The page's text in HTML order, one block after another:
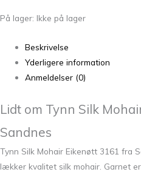
På lager: Ikke på lager
Beskrivelse
Yderligere information
Anmeldelser (0)
Lidt om Tynn Silk
Sandnes
Tynn Silk Mohair Eikenøtt 3161 fra
lækker kvalitet silk mohair. Garnet